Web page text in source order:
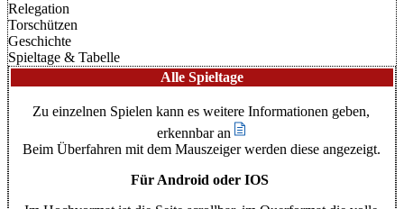
Relegation
Torschützen
Geschichte
Spieltage & Tabelle
Alle Spieltage
Zu einzelnen Spielen kann es weitere Informationen geben,
erkennbar an
Beim Überfahren mit dem Mauszeiger werden diese angezeigt.
Für Android oder IOS